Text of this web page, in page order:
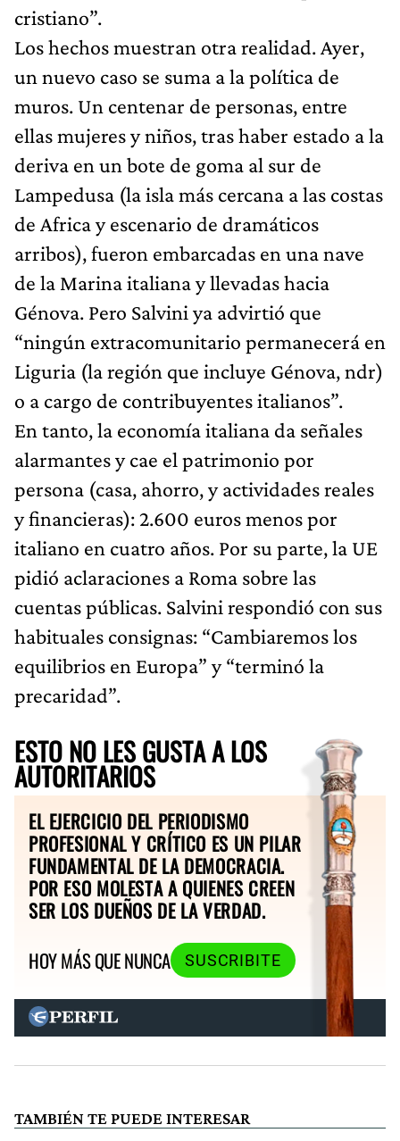
cristiano”.
Los hechos muestran otra realidad. Ayer,
un nuevo caso se suma a la política de
muros. Un centenar de personas, entre
ellas mujeres y niños, tras haber estado a la
deriva en un bote de goma al sur de
Lampedusa (la isla más cercana a las costas
de Africa y escenario de dramáticos
arribos), fueron embarcadas en una nave
de la Marina italiana y llevadas hacia
Génova. Pero Salvini ya advirtió que
“ningún extracomunitario permanecerá en
Liguria (la región que incluye Génova, ndr)
o a cargo de contribuyentes italianos”.
En tanto, la economía italiana da señales
alarmantes y cae el patrimonio por
persona (casa, ahorro, y actividades reales
y financieras): 2.600 euros menos por
italiano en cuatro años. Por su parte, la UE
pidió aclaraciones a Roma sobre las
cuentas públicas. Salvini respondió con sus
habituales consignas: “Cambiaremos los
equilibrios en Europa” y “terminó la
precaridad”.
ESTO NO LES GUSTA A LOS
AUTORITARIOS
EL EJERCICIO DEL PERIODISMO
PROFESIONAL Y CRÍTICO ES UN PILAR
FUNDAMENTAL DE LA DEMOCRACIA.
POR ESO MOLESTA A QUIENES CREEN
SER LOS DUEÑOS DE LA VERDAD.
HOY MÁS QUE NUNCA
SUSCRIBITE
TAMBIÉN TE PUEDE INTERESAR